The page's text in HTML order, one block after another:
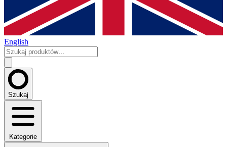
English
Szukaj
Kategorie